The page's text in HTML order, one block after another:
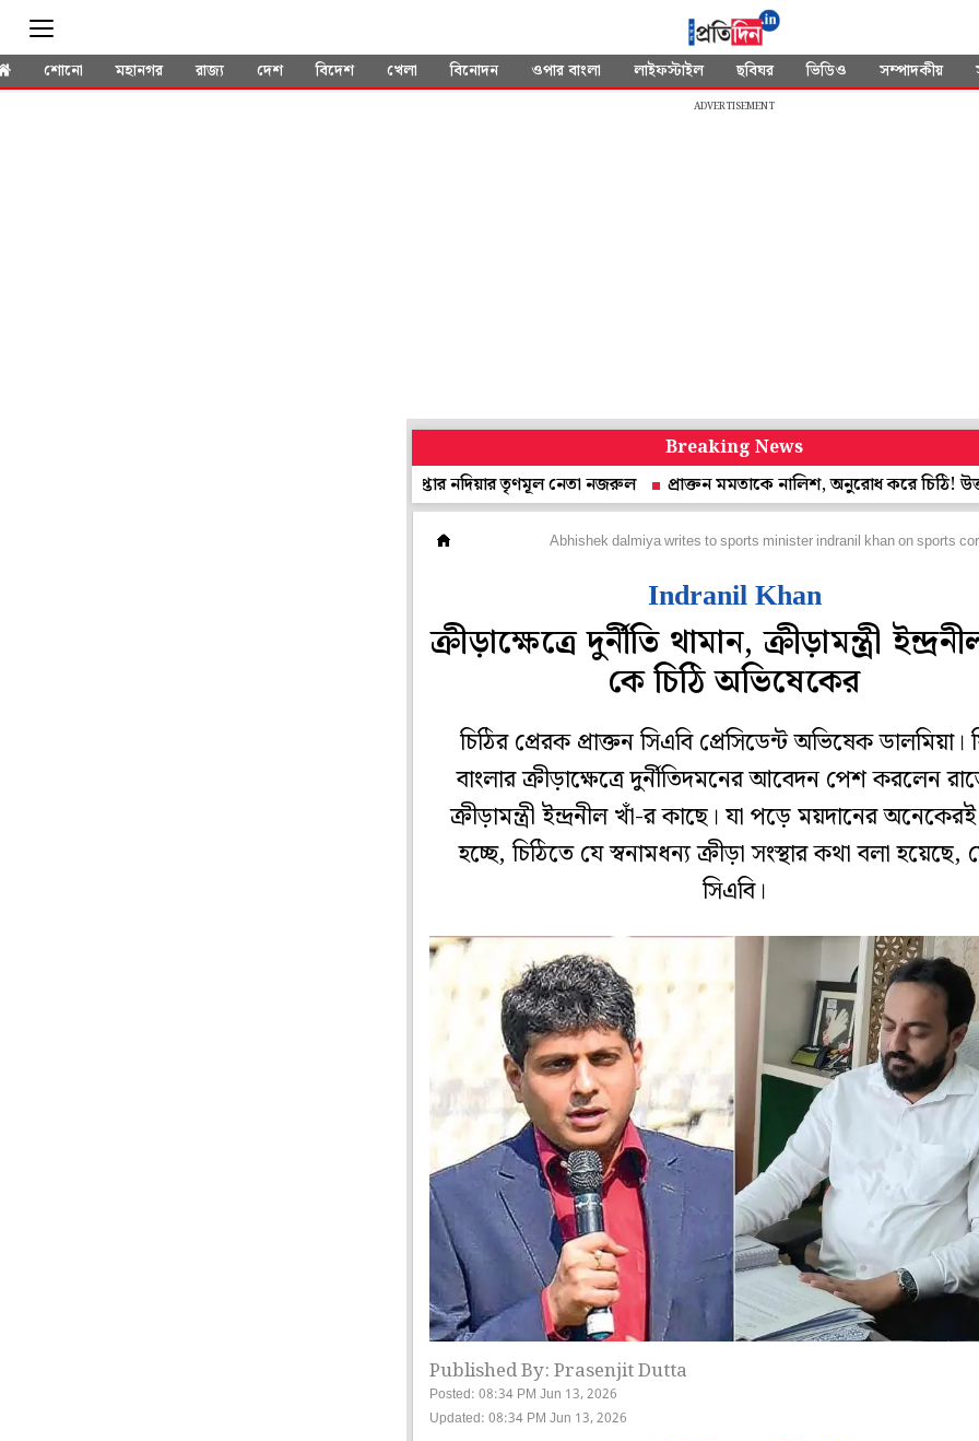
শোনো মহানগর রাজ্য দেশ বিদেশ খেলা বিনোদন ওপার বাংলা লাইফস্টাইল ছবিঘর ভিডিও সম্পাদকীয়
ADVERTISEMENT
Breaking News
হয়েও সভাধিপতি নির্বাচনে যোগ! প্রশ্ন উঠতেই গ্রেপ্তার নদিয়ার তৃণমূল নেতা নজরুল
প্রাক্তন মমতাকে নালিশ, অনুরোধ করে চিঠি! উত্তর দেবেন
Abhishek dalmiya writes to sports minister indranil khan on sports
Indranil Khan
ক্রীড়াক্ষেত্রে দুর্নীতি থামান, ক্রীড়ামন্ত্রী
কে চিঠি অভিষেকের
চিঠির প্রেরক প্রাক্তন সিএবি প্রেসিডেন্ট অভিষেক ডালমিয়া।
বাংলার ক্রীড়াক্ষেত্রে দুর্নীতিদমনের আবেদন পেশ করলেন
ক্রীড়ামন্ত্রী ইন্দ্রনীল খাঁ-র কাছে। যা পড়ে ময়দানের
হচ্ছে, চিঠিতে যে স্বনামধন‌্য ক্রীড়া সংস্থার কথা বলা হয়েছে,
সিএবি।
Published By: Prasenjit Dutta
Posted: 08:34 PM Jun 13, 2026
Updated: 08:34 PM Jun 13, 2026